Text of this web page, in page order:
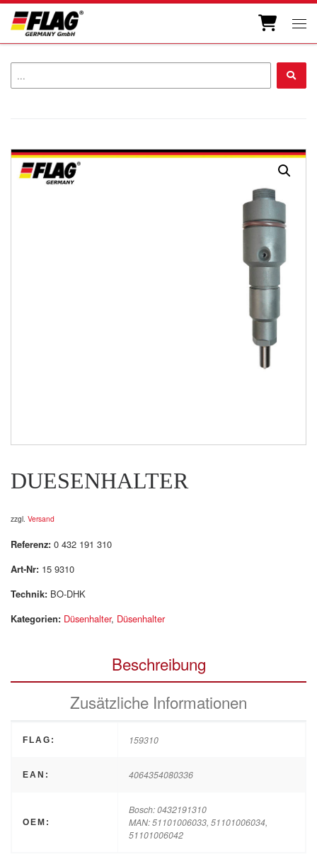
Zum Inhalt springen
DUESENHALTER
zzgl. Versand
Referenz: 0 432 191 310
Art-Nr: 15 9310
Technik: BO-DHK
Kategorien: Düsenhalter, Düsenhalter
Beschreibung
Zusätzliche Informationen
FLAG: 159310
EAN: 4064354080336
OEM:
Bosch: 0432191310
MAN: 51101006033, 51101006034,
51101006042